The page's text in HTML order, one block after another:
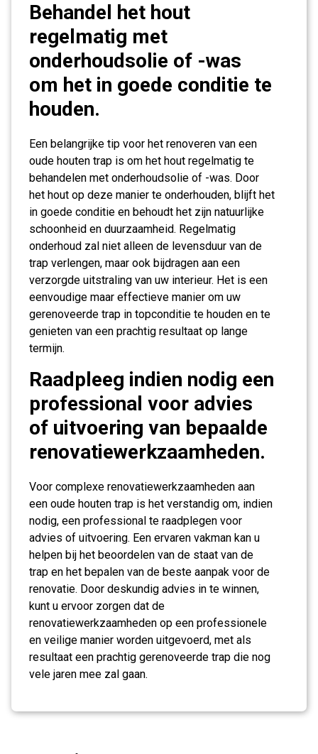
Behandel het hout
regelmatig met
onderhoudsolie of -was
om het in goede conditie te
houden.
Een belangrijke tip voor het renoveren van een
oude houten trap is om het hout regelmatig te
behandelen met onderhoudsolie of -was. Door
het hout op deze manier te onderhouden, blijft het
in goede conditie en behoudt het zijn natuurlijke
schoonheid en duurzaamheid. Regelmatig
onderhoud zal niet alleen de levensduur van de
trap verlengen, maar ook bijdragen aan een
verzorgde uitstraling van uw interieur. Het is een
eenvoudige maar effectieve manier om uw
gerenoveerde trap in topconditie te houden en te
genieten van een prachtig resultaat op lange
termijn.
Raadpleeg indien nodig een
professional voor advies
of uitvoering van bepaalde
renovatiewerkzaamheden.
Voor complexe renovatiewerkzaamheden aan
een oude houten trap is het verstandig om, indien
nodig, een professional te raadplegen voor
advies of uitvoering. Een ervaren vakman kan u
helpen bij het beoordelen van de staat van de
trap en het bepalen van de beste aanpak voor de
renovatie. Door deskundig advies in te winnen,
kunt u ervoor zorgen dat de
renovatiewerkzaamheden op een professionele
en veilige manier worden uitgevoerd, met als
resultaat een prachtig gerenoveerde trap die nog
vele jaren mee zal gaan.